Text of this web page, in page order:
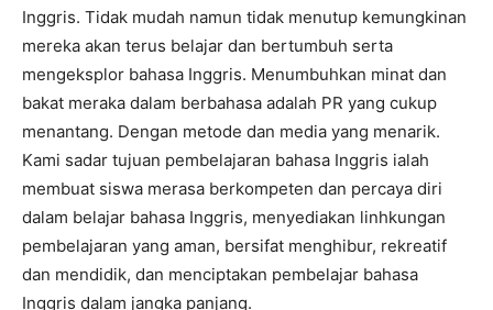
Inggris. Tidak mudah namun tidak menutup kemungkinan
mereka akan terus belajar dan bertumbuh serta
mengeksplor bahasa Inggris. Menumbuhkan minat dan
bakat meraka dalam berbahasa adalah PR yang cukup
menantang. Dengan metode dan media yang menarik.
Kami sadar tujuan pembelajaran bahasa Inggris ialah
membuat siswa merasa berkompeten dan percaya diri
dalam belajar bahasa Inggris, menyediakan linhkungan
pembelajaran yang aman, bersifat menghibur, rekreatif
dan mendidik, dan menciptakan pembelajar bahasa
Inggris dalam jangka panjang.